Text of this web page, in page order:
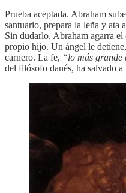
Prueba aceptada. Abraham
santuario, prepara la leña y ata
Sin dudarlo, Abraham agarra
propio hijo. Un ángel le
carnero. La fe, “lo más grande
del filósofo danés, ha salvado a